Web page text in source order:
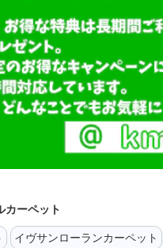
カーペット
イヴサンローランカーペット